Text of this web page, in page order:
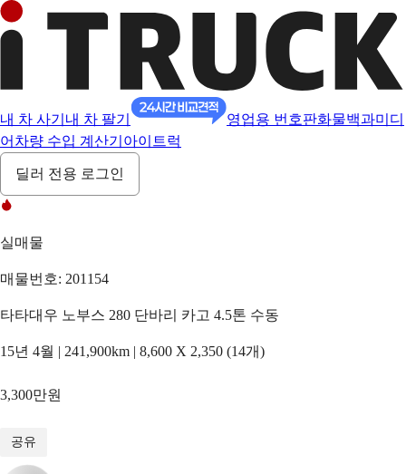
내 차 사기 내 차 팔기 영업용 번호판화물백과미디
어 차량 수입 계산기 아이트럭
딜러 전용 로그인
실매물
매물번호: 201154
타타대우 노부스 280 단바리 카고 4.5톤 수동
15년 4월 | 241,900km | 8,600 X 2,350 (14개)
3,300만원
공유
/14